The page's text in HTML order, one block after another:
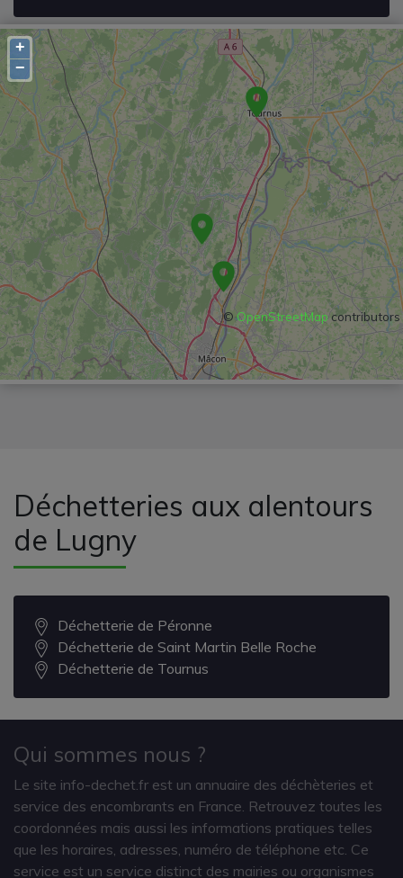
+
−
©OpenStreetMapcontributors
Déchetteries aux alentours
de Lugny
Déchetterie de Péronne
Déchetterie de Saint Martin Belle Roche
Déchetterie de Tournus
Qui sommes nous ?
Le site info-dechet.fr est un annuaire des déchèteries et
service des encombrants en France. Retrouvez toutes les
coordonnées mais aussi les informations pratiques telles
que les horaires, adresses, numéro de téléphone etc. Ce
service est un service distinct des mairies ou organismes